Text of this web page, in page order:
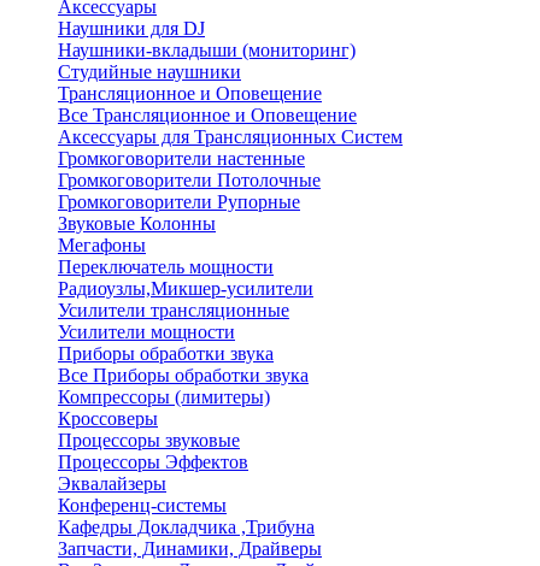
Аксессуары
Наушники для DJ
Наушники-вкладыши (мониторинг)
Студийные наушники
Трансляционное и Оповещение
Все Трансляционное и Оповещение
Аксессуары для Трансляционных Систем
Громкоговорители настенные
Громкоговорители Потолочные
Громкоговорители Рупорные
Звуковые Колонны
Мегафоны
Переключатель мощности
Радиоузлы,Микшер-усилители
Усилители трансляционные
Усилители мощности
Приборы обработки звука
Все Приборы обработки звука
Компрессоры (лимитеры)
Кроссоверы
Процессоры звуковые
Процессоры Эффектов
Эквалайзеры
Конференц-системы
Кафедры Докладчика ,Трибуна
Запчасти, Динамики, Драйверы